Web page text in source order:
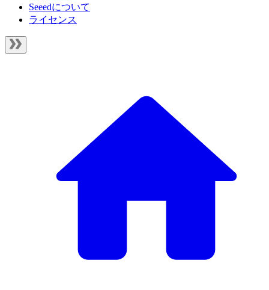
Seeedについて
ライセンス